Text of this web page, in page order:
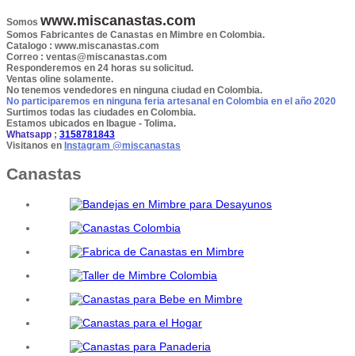
Somos www.miscanastas.com
Somos Fabricantes de Canastas en Mimbre en Colombia.
Catalogo : www.miscanastas.com
Correo : ventas@miscanastas.com
Responderemos en 24 horas su solicitud.
Ventas oline solamente.
No tenemos vendedores en ninguna ciudad en Colombia.
No participaremos en ninguna feria artesanal en Colombia en el año 2020
Surtimos todas las ciudades en Colombia.
Estamos ubicados en Ibague - Tolima.
Whatsapp ; 3158781843
Visitanos en Instagram @miscanastas
Canastas